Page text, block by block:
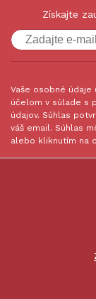
Získajte
Vaše osobné
účelom v súlade s
údajov. Súhlas
váš email. Súhlas
alebo kliknutím na